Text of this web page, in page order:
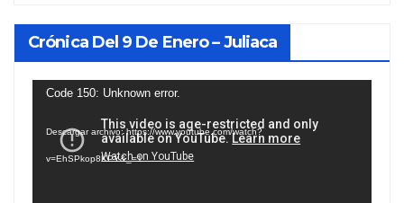
Crónica Del 9 De Enero – Juliaca
Reproductor
vídeo
Code 150: Unknown error.
Descargar archivo: https://www.youtube.com/watch?
v=EhSPkop8KPY&_=1